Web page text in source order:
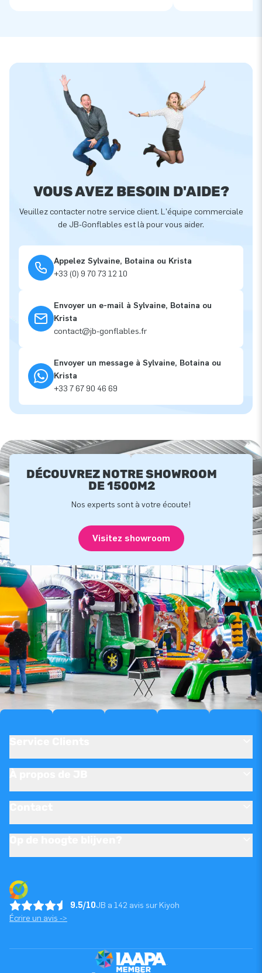
VOUS AVEZ BESOIN D'AIDE?
Veuillez contacter notre service client. L'équipe commerciale
de JB-Gonflables est là pour vous aider.
Appelez Sylvaine, Botaina ou Krista
+33 (0) 9 70 73 12 10
Envoyer un e-mail à Sylvaine, Botaina ou
Krista
contact@jb-gonflables.fr
Envoyer un message à Sylvaine, Botaina ou
Krista
+33 7 67 90 46 69
DÉCOUVREZ NOTRE SHOWROOM
DE 1500M2
Nos experts sont à votre écoute!
Visitez showroom
9.5/10JB a 142 avis sur Kiyoh
Écrire un avis ->